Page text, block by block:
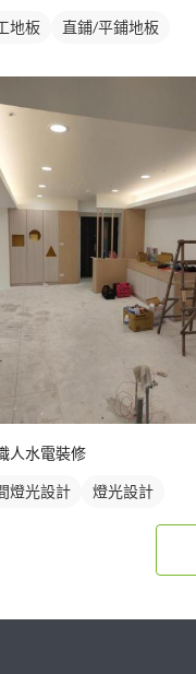
地板 直鋪/平鋪地板
人水電裝修
燈光設計 燈光設計